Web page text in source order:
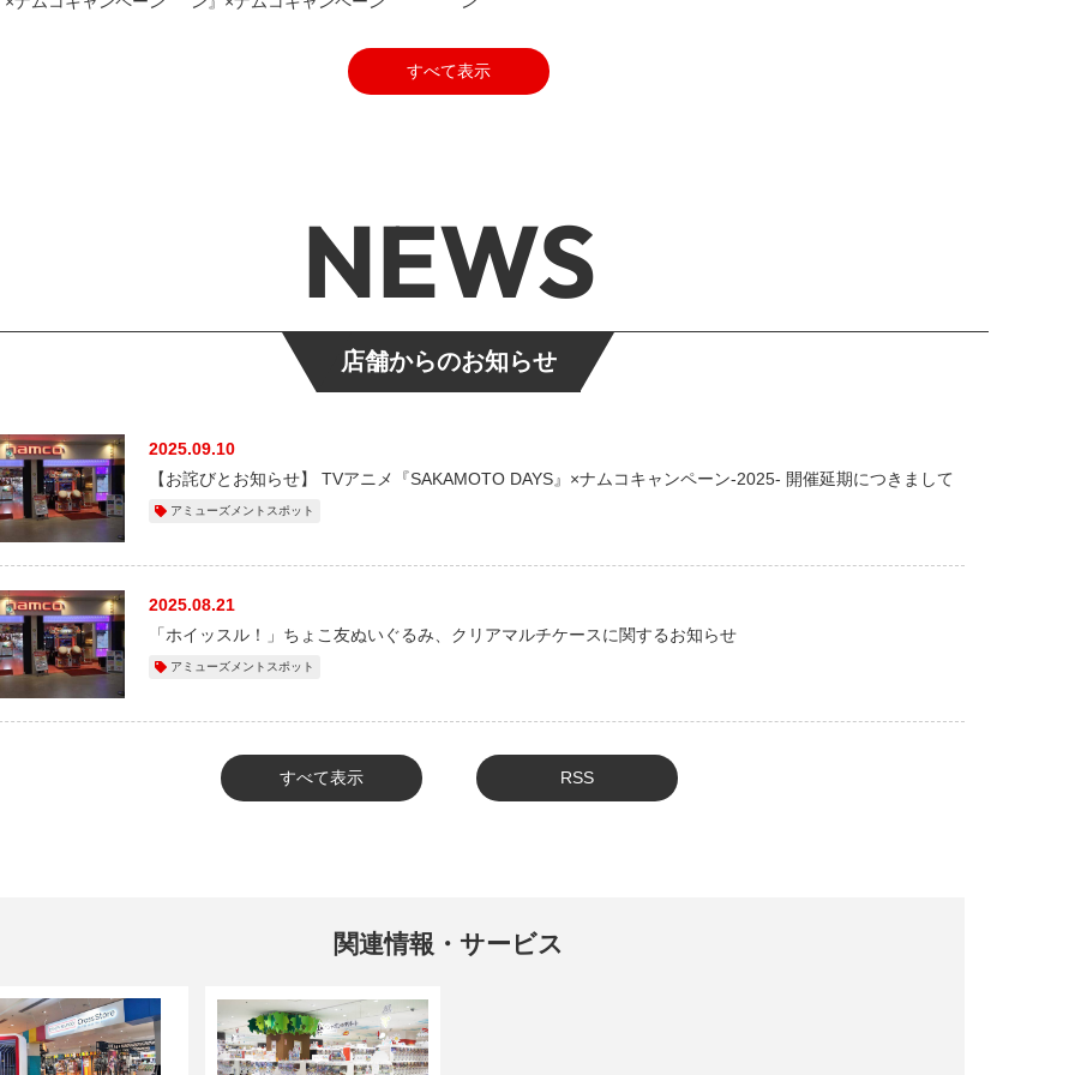
すべて表示
店舗からのお知らせ
NEWS
2025.09.10
【お詫びとお知らせ】 TVアニメ『SAKAMOTO DAYS』×ナムコキャンペーン-2025- 開催延期につきまして
アミューズメントスポット
2025.08.21
「ホイッスル！」ちょこ友ぬいぐるみ、クリアマルチケースに関するお知らせ
アミューズメントスポット
すべて表示 RSS
関連情報・サービス